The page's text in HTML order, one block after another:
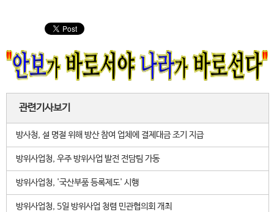
관련기사보기
방사청, 설 명절 위해 방산 참여 업체에 결제대금 조기 지급
방위사업청, 우주 방위사업 발전 전담팀 가동
방위사업청, '국산부품 등록제도' 시행
방위사업청, 5일 방위사업 청렴 민관협의회 개최